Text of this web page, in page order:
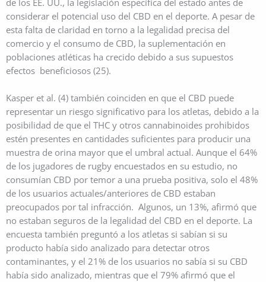
de los EE. UU., la legislación específica del estado antes de
considerar el potencial uso del CBD en el deporte. A pesar de
esta falta de claridad en torno a la legalidad precisa del
comercio y el consumo de CBD, la suplementación en
poblaciones atléticas ha crecido debido a sus supuestos
efectos beneficiosos (25).
Kasper et al. (4) también coinciden en que el CBD puede
representar un riesgo significativo para los atletas, debido a la
posibilidad de que el THC y otros cannabinoides prohibidos
estén presentes en cantidades suficientes para producir una
muestra de orina mayor que el umbral actual. Aunque el 64%
de los jugadores de rugby encuestados en su estudio, no
consumían CBD por temor a una prueba positiva, solo el 48%
de los usuarios actuales/anteriores de CBD estaban
preocupados por tal infracción. Algunos, un 13%, afirmó que
no estaban seguros de la legalidad del CBD en el deporte. La
encuesta también preguntó a los atletas si sabían si su
producto había sido analizado para detectar otros
contaminantes, y el 21% de los usuarios no sabía si su CBD
había sido analizado, mientras que el 79% afirmó que el